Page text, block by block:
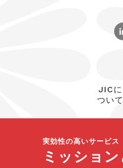
JICに
ついて
実効性の高いサービス
ミッショ